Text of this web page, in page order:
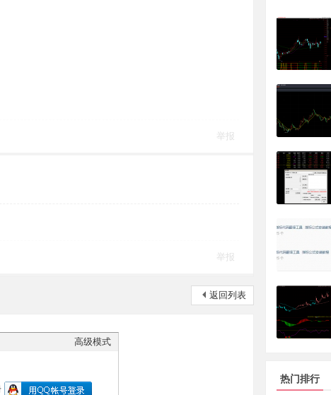
举报
举报
返回列表
高级模式
热门排行